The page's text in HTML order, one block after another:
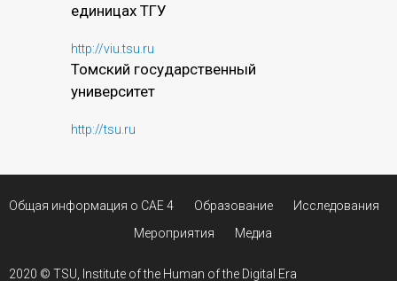
единицах ТГУ
http://viu.tsu.ru
Томский государственный
университет
http://tsu.ru
Общая информация о САЕ 4 Образование
Исследования
Мероприятия
Медиа
2020 © TSU , Institute of the Human of the Digital Era